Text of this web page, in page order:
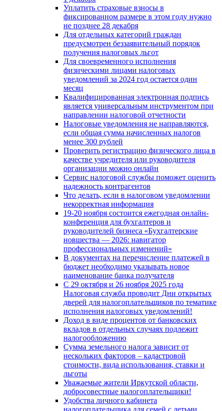
Уплатить страховые взносы в
фиксированном размере в этом году нужно
не позднее 28 декабря
Для отдельных категорий граждан
предусмотрен беззаявительный порядок
получения налоговых льгот
Для своевременного исполнения
физическими лицами налоговых
уведомлений за 2024 год остается один
месяц
Квалифицированная электронная подпись
является универсальным инструментом при
направлении налоговой отчетности
Налоговые уведомления не направляются,
если общая сумма начисленных налогов
менее 300 рублей
Проверить регистрацию физического лица в
качестве учредителя или руководителя
организации можно онлайн
Сервис налоговой службы поможет оценить
надежность контрагентов
Что делать, если в налоговом уведомлении
некорректная информация
19-20 ноября состоится ежегодная онлайн-
конференция для бухгалтеров и
руководителей бизнеса «Бухгалтерские
новшества — 2026: навигатор
профессиональных изменений»
В документах на перечисление платежей в
бюджет необходимо указывать новое
наименование банка получателя
С 29 октября и 26 ноября 2025 года
Налоговая служба проводит Дни открытых
дверей для налогоплательщиков по тематике
исполнения налоговых уведомлений!
Доход в виде процентов от банковских
вкладов в отдельных случаях подлежит
налогообложению
Сумма земельного налога зависит от
нескольких факторов – кадастровой
стоимости, вида использования, ставки и
льготы
Уважаемые жители Иркутской области,
добросовестные налогоплательщики!
Удобства личного кабинета
налогоплательщика для семей с детьми